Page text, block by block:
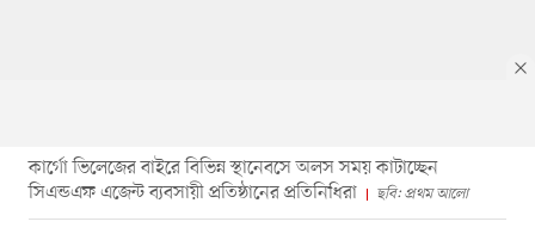
কার্গো ভিলেজের বাইরে বিভিন্ন স্থানেবসে অলস সময় কাটাচ্ছেন
সিএন্ডএফ এজেন্ট ব্যবসায়ী প্রতিষ্ঠানের প্রতিনিধিরা
ছবি: প্রথম আলো